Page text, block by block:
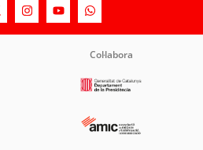
Col·labora